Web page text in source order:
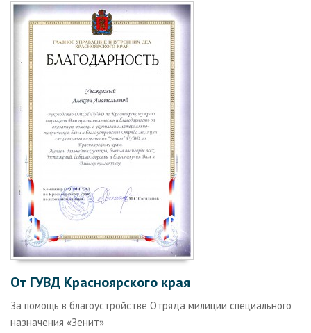
От ГУВД Красноярского края
За помощь в благоустройстве Отряда милиции специального
назначения «Зенит»